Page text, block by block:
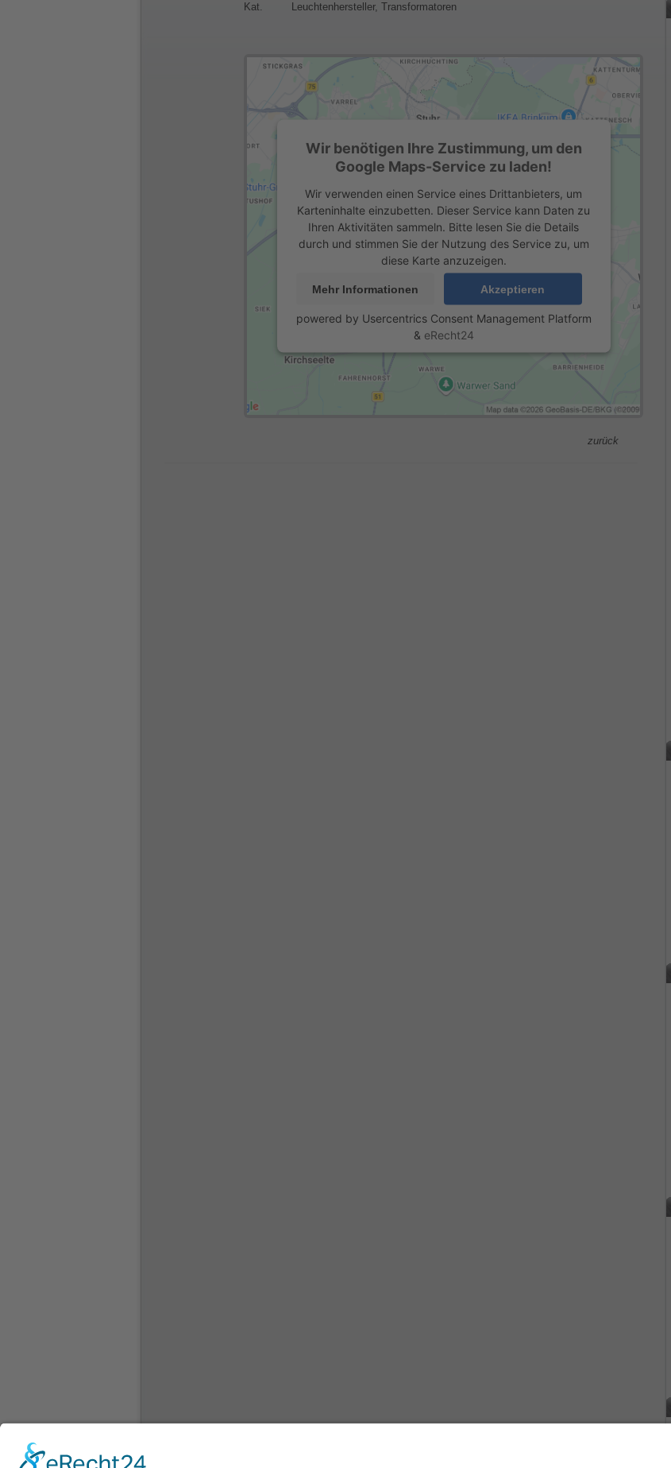
Kat.
Leuchtenhersteller, Transformatoren
Wir benötigen Ihre Zustimmung, um den
Google Maps-Service zu laden!
Wir verwenden einen Service eines Drittanbieters, um
Karteninhalte einzubetten. Dieser Service kann Daten zu
Ihren Aktivitäten sammeln. Bitte lesen Sie die Details
durch und stimmen Sie der Nutzung des Service zu, um
diese Karte anzuzeigen.
Mehr Informationen Akzeptieren
powered by Usercentrics Consent Management Platform
& eRecht24
zurück